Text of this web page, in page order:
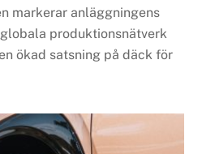
markerar anläggningens
produktionsnätverk
ökad satsning på däck för